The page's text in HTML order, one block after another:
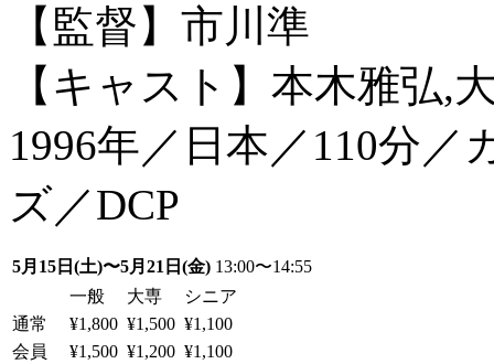
【監督】市川準
【キャスト】本木雅弘,
1996年／日本／110分
ズ／DCP
5月15日(土)〜5月21日(金) 13:00〜14:55
一般
大専
シニア
通常
¥1,800 ¥1,500 ¥1,100
会員
¥1,500 ¥1,200 ¥1,100